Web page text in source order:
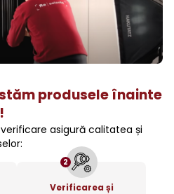
produsele înainte
asigură calitatea și
2
Verificarea și